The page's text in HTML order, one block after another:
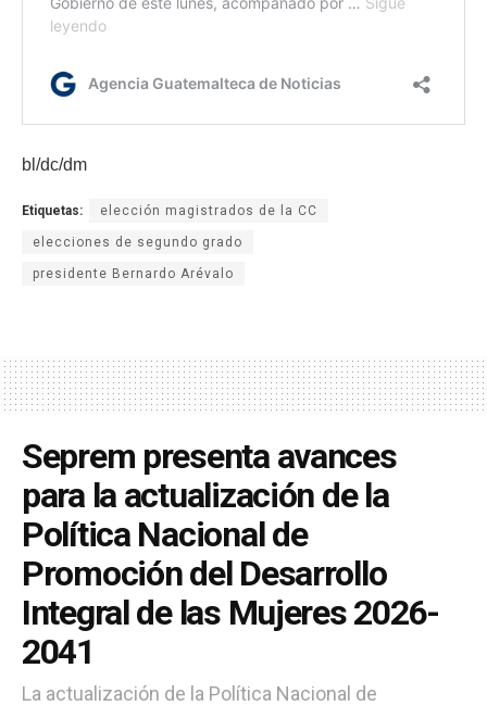
bl/dc/dm
Etiquetas: elección magistrados de la CC
elecciones de segundo grado
presidente Bernardo Arévalo
Seprem presenta avances
para la actualización de la
Política Nacional de
Promoción del Desarrollo
Integral de las Mujeres 2026-
2041
La actualización de la Política Nacional de